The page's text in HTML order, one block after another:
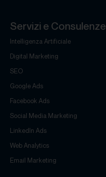
Servizi e Consulenze
Intelligenza Artificiale
Digital Marketing
SEO
Google Ads
Facebook Ads
Social Media Marketing
LinkedIn Ads
Web Analytics
Email Marketing